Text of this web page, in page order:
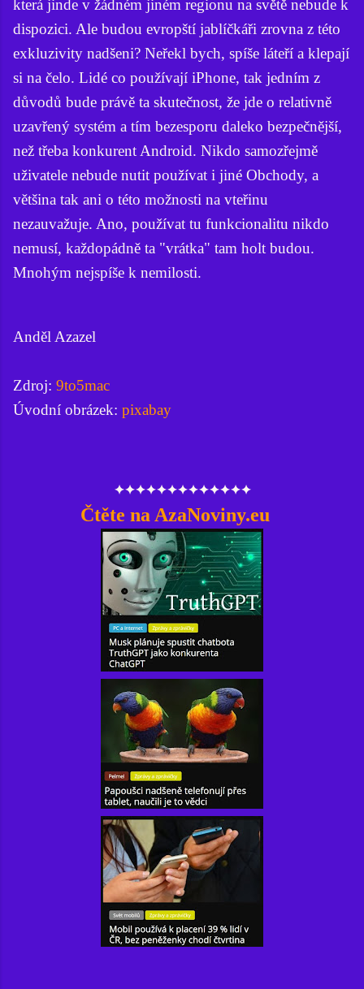
která jinde v žádném jiném regionu na světě nebude k
dispozici. Ale budou evropští jablíčkáři zrovna z této
exkluzivity nadšeni? Neřekl bych, spíše láteří a klepají
si na čelo. Lidé co používají iPhone, tak jedním z
důvodů bude právě ta skutečnost, že jde o relativně
uzavřený systém a tím bezesporu daleko bezpečnější,
než třeba konkurent Android. Nikdo samozřejmě
uživatele nebude nutit používat i jiné Obchody, a
většina tak ani o této možnosti na vteřinu
nezauvažuje. Ano, používat tu funkcionalitu nikdo
nemusí, každopádně ta "vrátka" tam holt budou.
Mnohým nejspíše k nemilosti.
Anděl Azazel
Zdroj: 9to5mac
Úvodní obrázek: pixabay
✦✦✦✦✦✦✦✦✦✦✦✦✦
Čtěte na AzaNoviny.eu